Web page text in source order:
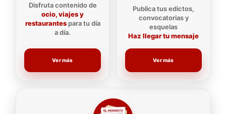
Disfruta contenido de
ocio, viajes y
restaurantespara tu día
a día.
Ver más
Publica tus edictos,
convocatorias y
esquelas
Haz llegar tu mensaje
Ver más